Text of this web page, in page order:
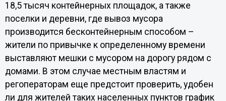
18,5 тысяч контейнерных площадок, а также
поселки и деревни, где вывоз мусора
производится бесконтейнерным способом –
жители по привычке к определенному времени
выставляют мешки с мусором на дорогу рядом с
домами. В этом случае местным властям и
регоператорам еще предстоит проверить, удобен
ли для жителей таких населенных пунктов график